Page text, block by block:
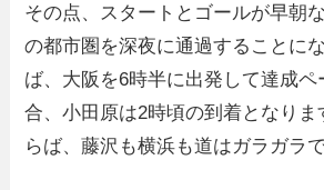
その点、スタートとゴールが早朝
の都市圏を深夜に通過することに
ば、大阪を6時半に出発して達成
合、小田原は2時頃の到着となりま
らば、藤沢も横浜も道はガラガラで